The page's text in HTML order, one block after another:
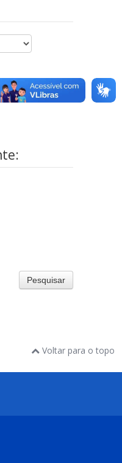
Pesquisar
Voltar para o topo